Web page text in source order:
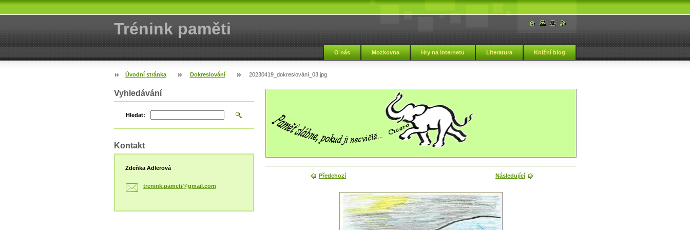
Trénink paměti
O nás Mozkovna Hry na internetu Literatura Knižní blog
Úvodní stránka Dokreslování 20230419_dokreslování_03.jpg
Předchozí Následující
Vyhledávání
Hledat:
Kontakt
Zdeňka Adlerová
trenink.pameti@gmail.com